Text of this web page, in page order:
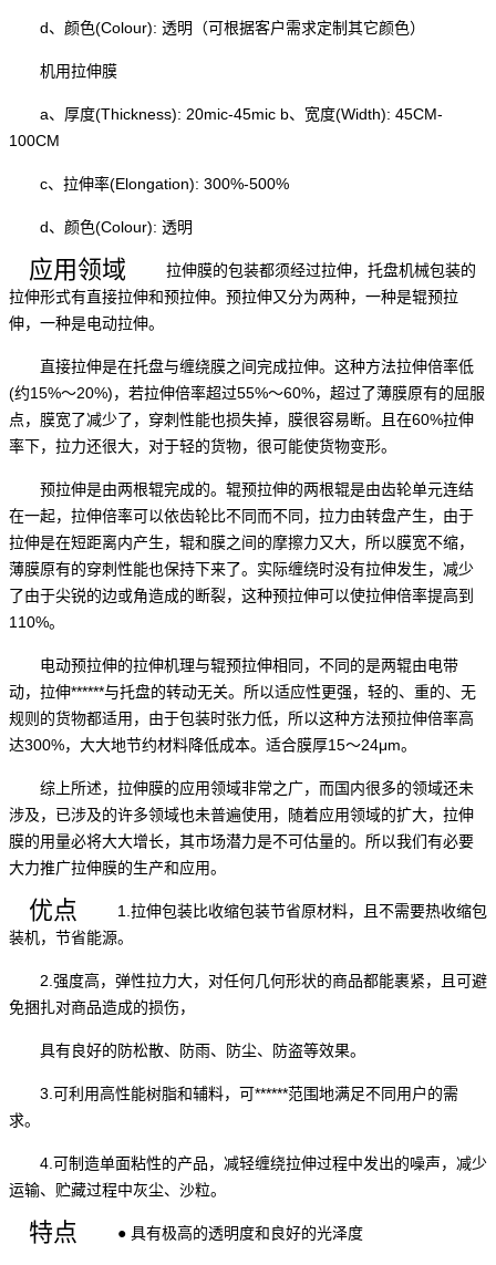
d、颜色(Colour): 透明（可根据客户需求定制其它颜色）
机用拉伸膜
a、厚度(Thickness): 20mic-45mic b、宽度(Width): 45CM-
100CM
c、拉伸率(Elongation): 300%-500%
d、颜色(Colour): 透明
应用领域 拉伸膜的包装都须经过拉伸，托盘机械包装的
拉伸形式有直接拉伸和预拉伸。预拉伸又分为两种，一种是辊预拉
伸，一种是电动拉伸。
直接拉伸是在托盘与缠绕膜之间完成拉伸。这种方法拉伸倍率低
(约15%～20%)，若拉伸倍率超过55%～60%，超过了薄膜原有的屈服
点，膜宽了减少了，穿刺性能也损失掉，膜很容易断。且在60%拉伸
率下，拉力还很大，对于轻的货物，很可能使货物变形。
预拉伸是由两根辊完成的。辊预拉伸的两根辊是由齿轮单元连结
在一起，拉伸倍率可以依齿轮比不同而不同，拉力由转盘产生，由于
拉伸是在短距离内产生，辊和膜之间的摩擦力又大，所以膜宽不缩，
薄膜原有的穿刺性能也保持下来了。实际缠绕时没有拉伸发生，减少
了由于尖锐的边或角造成的断裂，这种预拉伸可以使拉伸倍率提高到
110%。
电动预拉伸的拉伸机理与辊预拉伸相同，不同的是两辊由电带
动，拉伸******与托盘的转动无关。所以适应性更强，轻的、重的、无
规则的货物都适用，由于包装时张力低，所以这种方法预拉伸倍率高
达300%，大大地节约材料降低成本。适合膜厚15～24μm。
综上所述，拉伸膜的应用领域非常之广，而国内很多的领域还未
涉及，已涉及的许多领域也未普遍使用，随着应用领域的扩大，拉伸
膜的用量必将大大增长，其市场潜力是不可估量的。所以我们有必要
大力推广拉伸膜的生产和应用。
优点
1.拉伸包装比收缩包装节省原材料，且不需要热收缩包
装机，节省能源。
2.强度高，弹性拉力大，对任何几何形状的商品都能裹紧，且可避
免捆扎对商品造成的损伤，
具有良好的防松散、防雨、防尘、防盗等效果。
3.可利用高性能树脂和辅料，可******范围地满足不同用户的需
求。
4.可制造单面粘性的产品，减轻缠绕拉伸过程中发出的噪声，减少
运输、贮藏过程中灰尘、沙粒。
特点 ● 具有极高的透明度和良好的光泽度